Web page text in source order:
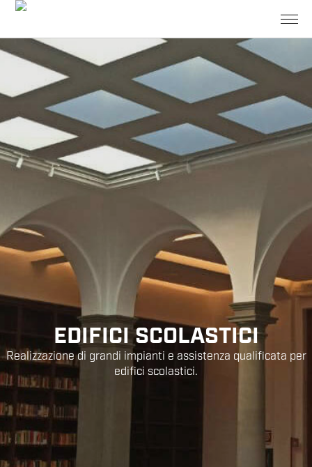
EDIFICI SCOLASTICI
Realizzazione di grandi impianti e assistenza qualificata per
edifici scolastici.